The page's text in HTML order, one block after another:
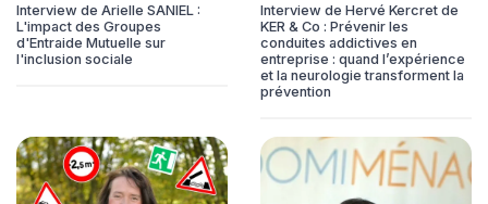
Interview de Arielle SANIEL :
L'impact des Groupes
d'Entraide Mutuelle sur
l'inclusion sociale
Interview de Hervé Kercret de
KER & Co : Prévenir les
conduites addictives en
entreprise : quand l’expérience
et la neurologie transforment la
prévention